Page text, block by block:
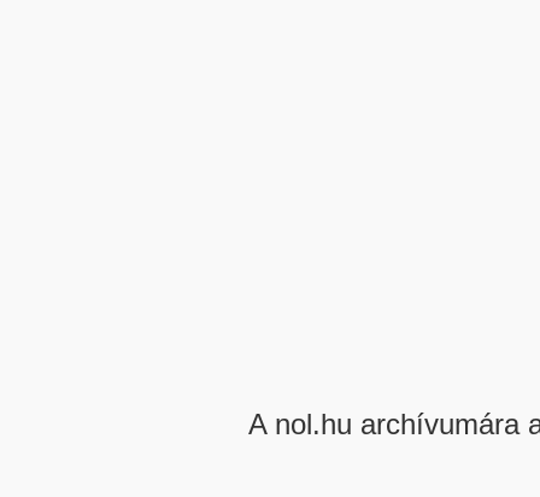
A nol.hu archívumára